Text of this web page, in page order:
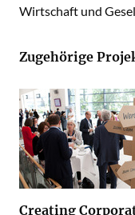
Wirtschaft und
Zugehörige
Creating